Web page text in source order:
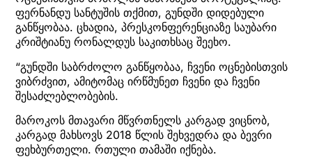
ფერნანდუ სანტუშის თქმით, გუნდში დიდებული
განწყობაა. ცხადია, პრესკონფერენციაზე საუბარი
კრიშტიანუ რონალდუს საკითხსაც შეეხო.
“გუნდში საბრძოლო განწყობაა, ჩვენი ოცნებისთვის
ვიბრძვით, ამიტომაც ირწმუნეთ ჩვენი და ჩვენი
შესაძლებლობების.
მაროკოს მთავარი მწვრთნელს კარგად ვიცნობ,
კარგად მახსოვს 2018 წლის შეხვედრა და ბევრი
ფეხბურთელი. რთული თამაში იქნება.